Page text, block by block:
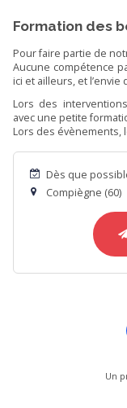
Formation des
Pour faire partie de
Aucune compétence
ici et ailleurs, et
Lors des
avec une petite
Lors des évènements,
Dès que
Compiègne (60)
Un